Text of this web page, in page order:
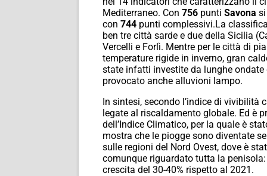
Mediterraneo. Con 756 punti Savona
con 744 punti complessivi.La
ben tre città sarde e due della Sicilia
Vercelli e Forlì. Mentre per le città di
temperature rigide in inverno, gran
state infatti investite da lunghe
provocato anche alluvioni lampo.
In sintesi, secondo l’indice di vivibilità
legate al riscaldamento globale. Ed è
dell’Indice Climatico, per la quale è
mostra che le piogge sono diventate
sulle regioni del Nord Ovest, dove è
comunque riguardato tutta la
crescita del 30-40% rispetto al 2021.